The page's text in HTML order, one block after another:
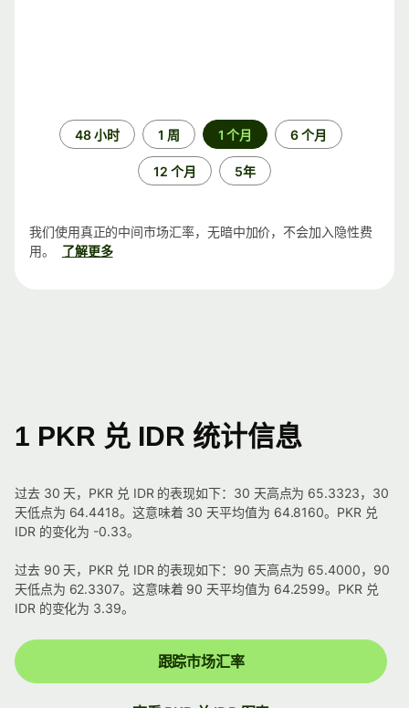
48 小时 1 周 1 个月 6 个月
12 个月 5年
我们使用真正的中间市场汇率，无暗中加价，不会加入隐性费
用。
了解更多
1 PKR 兑 IDR 统计信息
过去 30 天，PKR 兑 IDR 的表现如下：30 天高点为 65.3323，30
天低点为 64.4418。这意味着 30 天平均值为 64.8160。PKR 兑
IDR 的变化为 -0.33。
过去 90 天，PKR 兑 IDR 的表现如下：90 天高点为 65.4000，90
天低点为 62.3307。这意味着 90 天平均值为 64.2599。PKR 兑
IDR 的变化为 3.39。
跟踪市场汇率